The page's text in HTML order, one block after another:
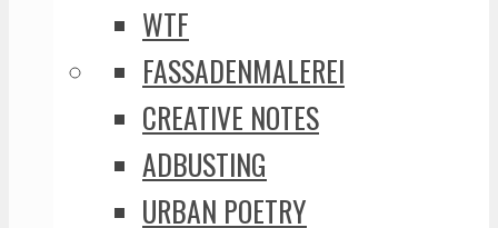
WTF
FASSADENMALEREI
CREATIVE NOTES
ADBUSTING
URBAN POETRY